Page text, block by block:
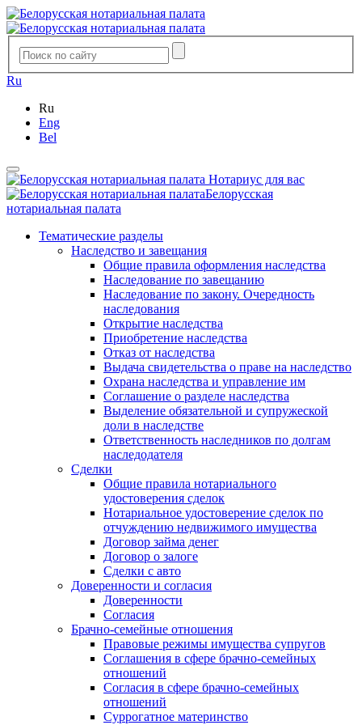
Ru
Ru
Eng
Bel
Нотариус для вас
Белорусская
нотариальная палата
Тематические разделы
Наследство и завещания
Общие правила оформления наследства
Наследование по завещанию
Наследование по закону. Очередность
наследования
Открытие наследства
Приобретение наследства
Отказ от наследства
Выдача свидетельства о праве на наследство
Охрана наследства и управление им
Соглашение о разделе наследства
Выделение обязательной и супружеской
доли в наследстве
Ответственность наследников по долгам
наследодателя
Сделки
Общие правила нотариального
удостоверения сделок
Нотариальное удостоверение сделок по
отчуждению недвижимого имущества
Договор займа денег
Договор о залоге
Сделки с авто
Доверенности и согласия
Доверенности
Согласия
Брачно-семейные отношения
Правовые режимы имущества супругов
Соглашения в сфере брачно-семейных
отношений
Согласия в сфере брачно-семейных
отношений
Суррогатное материнство